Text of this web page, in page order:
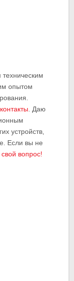
опытом
. Даю
устройств,
Если вы не
вопрос!